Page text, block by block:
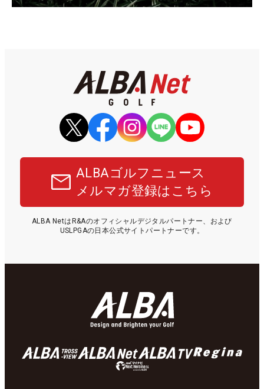
ALBAゴルフニュース
メルマガ登録はこちら
ALBA NetはR&Aのオフィシャルデジタルパートナー、および
USLPGAの日本公式サイトパートナーです。